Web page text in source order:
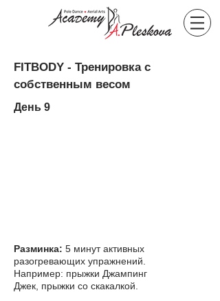
FITBODY - Тренировка с
собственным весом
День 9
Разминка: 5 минут активных
разогревающих упражнений.
Например: прыжки Джампинг
Джек, прыжки со скакалкой.